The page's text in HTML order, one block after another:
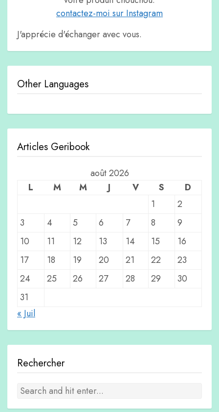
contactez-moi sur Instagram
J'apprécie d'échanger avec vous.
Other Languages
Articles Geribook
août 2026
L
M M J V S
D
1
2
3
4 5 6 7 8
9
10
11 12 13 14 15
16
17
18 19 20 21 22
23
24
25 26 27 28 29
30
31
« Juil
Rechercher